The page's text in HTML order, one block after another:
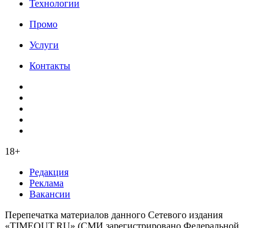
Технологии
Промо
Услуги
Контакты
18+
Редакция
Реклама
Вакансии
Перепечатка материалов данного Сетевого издания